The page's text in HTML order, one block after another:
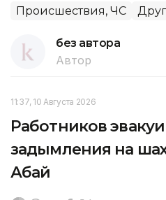
Происшествия, ЧС
без автора
Автор
11:37, 10 Августа 2026
Работников
задымления на
Абай